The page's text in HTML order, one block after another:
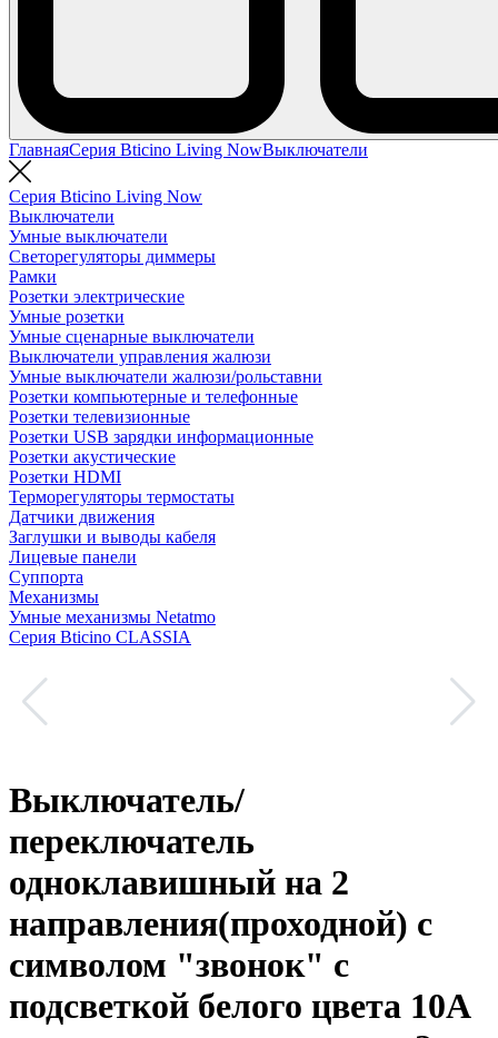
ГлавнаяСерия Bticino Living NowВыключатели
Серия Bticino Living Now
Выключатели
Умные выключатели
Светорегуляторы диммеры
Рамки
Розетки электрические
Умные розетки
Умные сценарные выключатели
Выключатели управления жалюзи
Умные выключатели жалюзи/рольставни
Розетки компьютерные и телефонные
Розетки телевизионные
Розетки USB зарядки информационные
Розетки акустические
Розетки HDMI
Терморегуляторы термостаты
Датчики движения
Заглушки и выводы кабеля
Лицевые панели
Суппорта
Механизмы
Умные механизмы Netatmo
Серия Bticino CLASSIA
Выключатель/
переключатель
одноклавишный на 2
направления(проходной) с
символом "звонок" с
подсветкой белого цвета 10А